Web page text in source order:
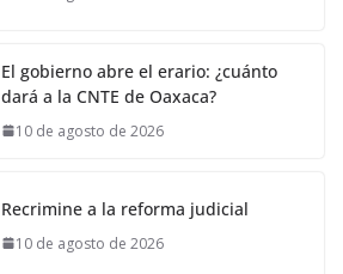
El gobierno abre el erario: ¿cuánto
dará a la CNTE de Oaxaca?
10 de agosto de 2026
Recrimine a la reforma judicial
10 de agosto de 2026